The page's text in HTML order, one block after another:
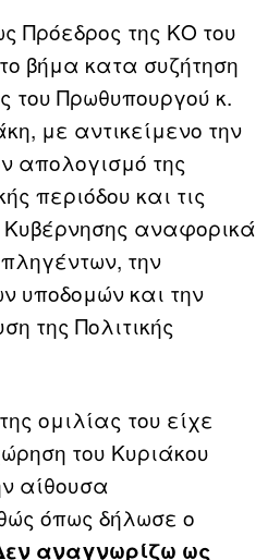
Πρόεδρος της ΚΟ του
βήμα κατα συζήτηση
του Πρωθυπουργού κ.
με αντικείμενο την
απολογισμό της
περιόδου και τις
Κυβέρνησης αναφορικά
την
υποδομών και την
της Πολιτικής
ομιλίας του είχε
του Κυριάκου
αίθουσα
όπως δήλωσε ο
αναγνωρίζω ως